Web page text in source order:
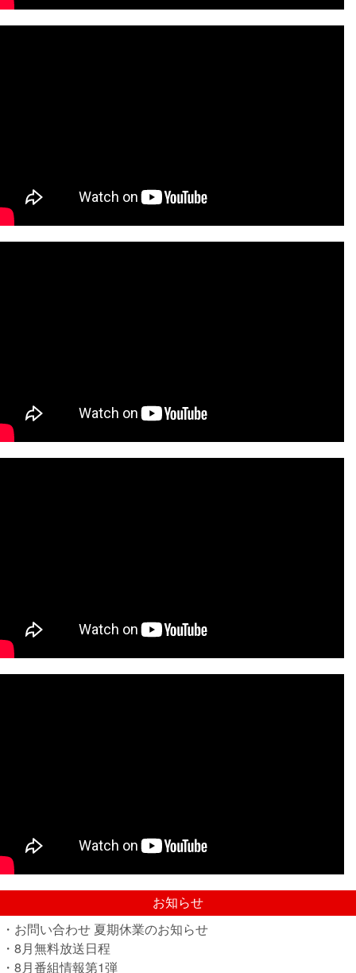
お知らせ
・お問い合わせ 夏期休業のお知らせ
・8月無料放送日程
・8月番組情報第1弾